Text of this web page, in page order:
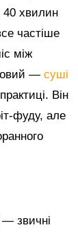
40 хвилин
частіше
між
— суші
Він
фуду, але
звичні